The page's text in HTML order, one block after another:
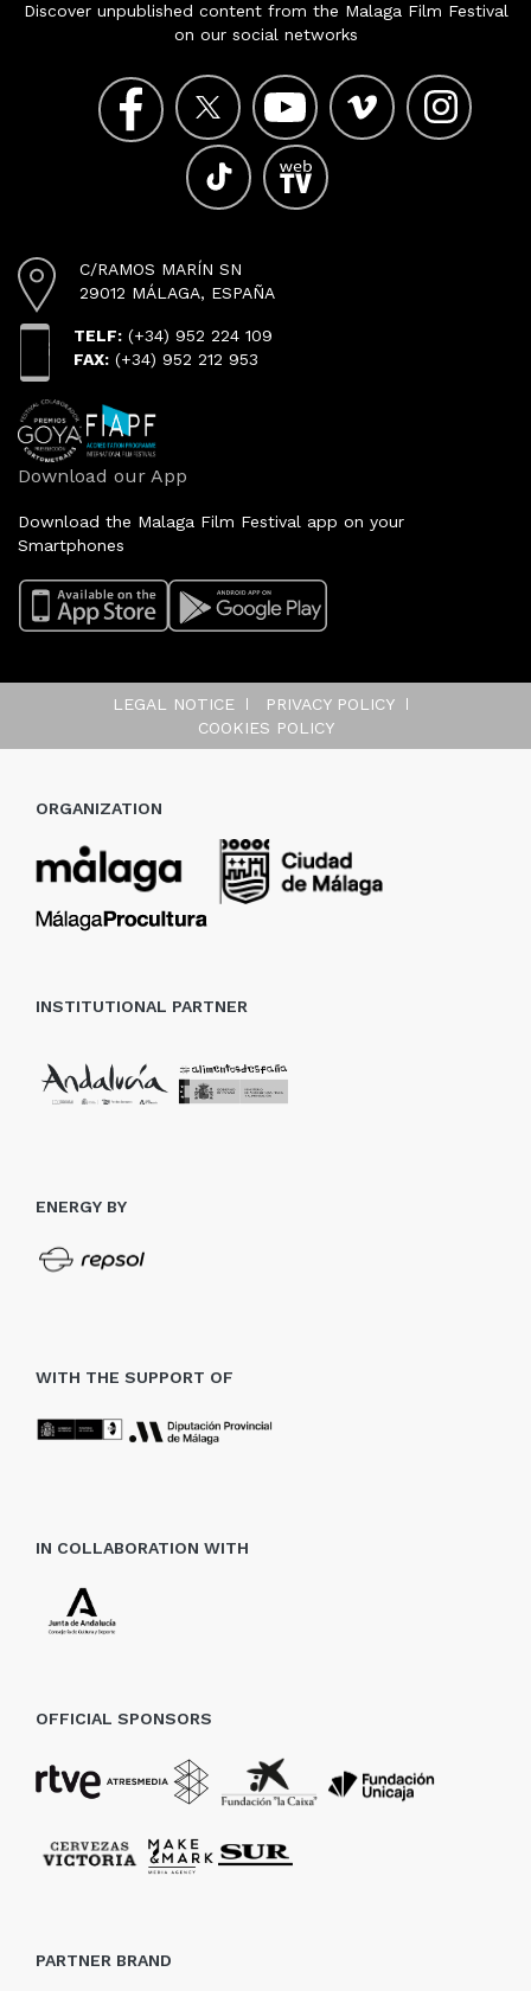
Discover unpublished content from the Malaga Film Festival
on our social networks
C/RAMOS MARÍN SN
29012 MÁLAGA, ESPAÑA
TELF: (+34) 952 224 109
FAX: (+34) 952 212 953
Download our App
Download the Malaga Film Festival app on your
Smartphones
LEGAL NOTICE
PRIVACY POLICY
COOKIES POLICY
ORGANIZATION
INSTITUTIONAL PARTNER
ENERGY BY
WITH THE SUPPORT OF
IN COLLABORATION WITH
OFFICIAL SPONSORS
PARTNER BRAND